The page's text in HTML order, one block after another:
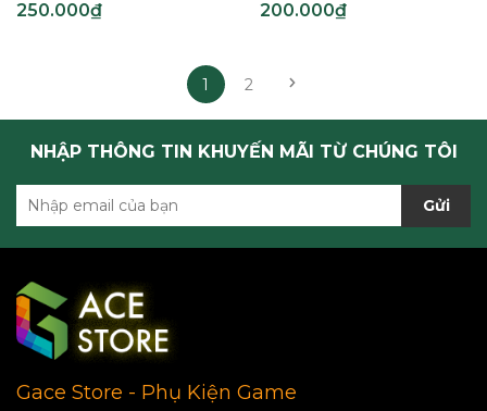
250.000₫ 200.000₫
1 2
NHẬP THÔNG TIN KHUYẾN MÃI TỪ CHÚNG TÔI
Gửi
Gace Store - Phụ Kiện Game